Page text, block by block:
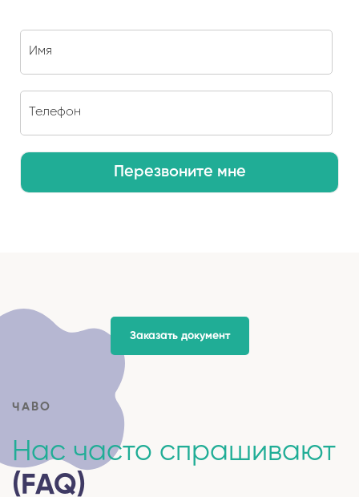
Перезвоните мне
Заказать документ
ЧАВО
Нас часто спрашивают
(FAQ)